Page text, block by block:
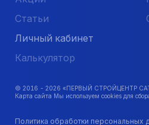
Статьи
Личный кабинет
Калькулятор
© 2016 - 2026 «ПЕРВЫЙ СТРОЙЦЕНТР
Карта сайта Мы используем cookies для
Политика обработки персональных